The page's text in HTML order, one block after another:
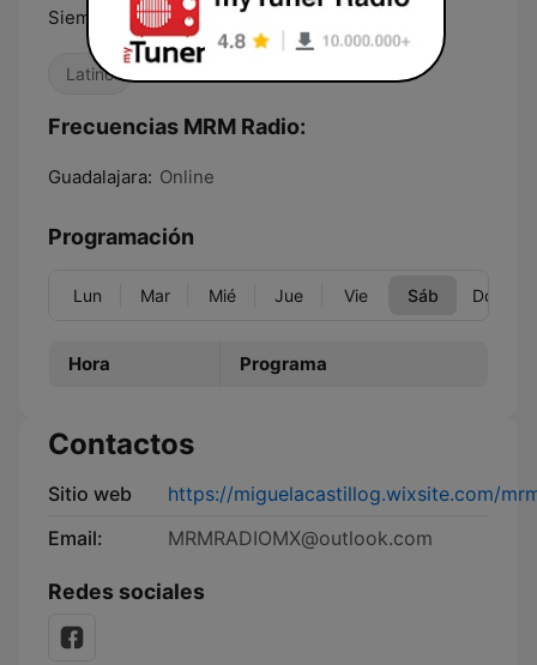
Siempre Contigo
Latino
Frecuencias MRM Radio:
Guadalajara: Online
Programación
Lun Mar Mié Jue Vie Sáb Dom
Hora Programa
Contactos
Sitio web
https://miguelacastillog.wixsite.com/
Email:
MRMRADIOMX@outlook.com
Redes sociales